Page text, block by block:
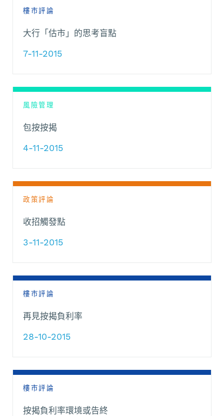
樓市評論
大行「估市」的思考盲點
7-11-2015
風險管理
包按按揭
4-11-2015
政策評論
收招觸發點
3-11-2015
樓市評論
再見按揭負利率
28-10-2015
樓市評論
按揭負利率環境或告終